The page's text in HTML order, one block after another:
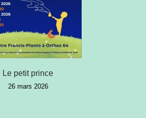
Le petit prince
26 mars 2026